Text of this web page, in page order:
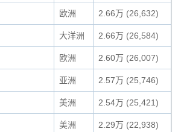
欧洲 2.66万 (26,632)
大洋洲 2.66万 (26,584)
欧洲 2.60万 (26,007)
亚洲 2.57万 (25,746)
美洲 2.54万 (25,421)
美洲 2.29万 (22,938)